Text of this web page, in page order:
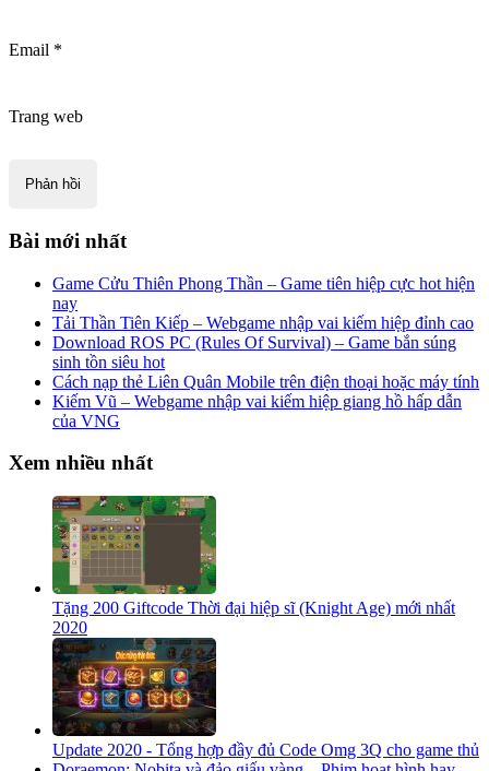
Email *
Trang web
Bài mới nhất
Game Cửu Thiên Phong Thần – Game tiên hiệp cực hot hiện
nay
Tải Thần Tiên Kiếp – Webgame nhập vai kiếm hiệp đỉnh cao
Download ROS PC (Rules Of Survival) – Game bắn súng
sinh tồn siêu hot
Cách nạp thẻ Liên Quân Mobile trên điện thoại hoặc máy tính
Kiếm Vũ – Webgame nhập vai kiếm hiệp giang hồ hấp dẫn
của VNG
Xem nhiều nhất
Tặng 200 Giftcode Thời đại hiệp sĩ (Knight Age) mới nhất
2020
Update 2020 - Tổng hợp đầy đủ Code Omg 3Q cho game thủ